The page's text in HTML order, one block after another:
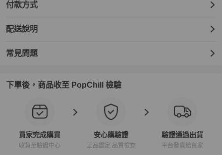
• 品牌：Cartier 卡地亞
• 材質：牛皮
• 配件：單包包一只（無原本防塵袋，出貨會另用替代防塵袋妥善包
裝）
付款方式
配送說明
常見問題
下單後，商品收至 PopChill 檢驗
買家完成購買
收貨至驗證中心
安心購驗證
正品鑑定 品質檢查
驗證通過出貨
平台發貨給買家